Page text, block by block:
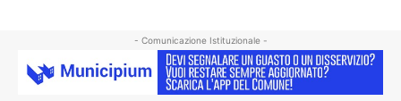
- Comunicazione Istituzionale -